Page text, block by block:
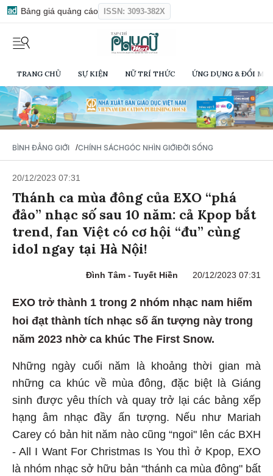
Bảng giá quảng cáo ISSN: 3093-382X
TRANG CHỦ SỰ KIỆN NỮ TRÍ THỨC ỨNG DỤNG & ĐỔI
BÌNH ĐẲNG GIỚI /CHÍNH SÁCHGÓC NHÌN GIỚIĐỜI SỐNG
20/12/2023 07:31
Thánh ca mùa đông của EXO “phá
đảo” nhạc số sau 10 năm: cả Kpop bắt
trend, fan Việt có cơ hội “đu” cùng
idol ngay tại Hà Nội!
Đình Tâm - Tuyết Hiền 20/12/2023 07:31
EXO trở thành 1 trong 2 nhóm nhạc nam hiếm
hoi đạt thành tích nhạc số ấn tượng này trong
năm 2023 nhờ ca khúc The First Snow.
Những ngày cuối năm là khoảng thời gian mà
những ca khúc về mùa đông, đặc biệt là Giáng
sinh được yêu thích và quay trở lại các bảng xếp
hạng âm nhạc đầy ấn tượng. Nếu như Mariah
Carey có bản hit năm nào cũng “ngoi" lên các BXH
- All I Want For Christmas Is You thì ở Kpop, EXO
là nhóm nhạc sở hữu bản “thánh ca mùa đông" bất